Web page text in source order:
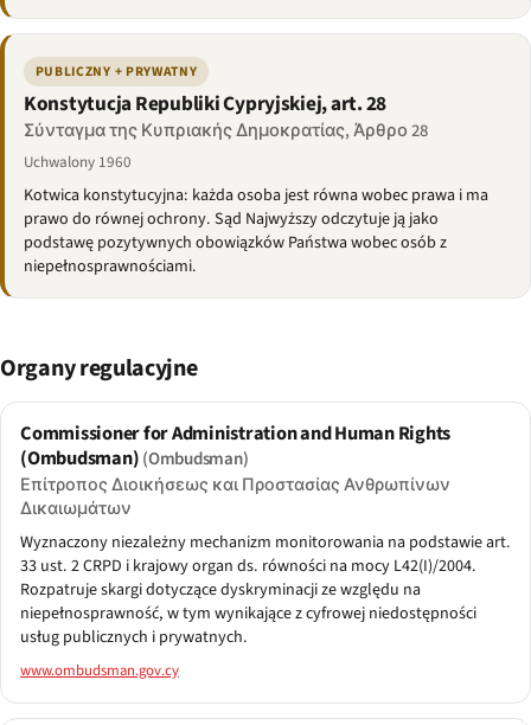
PUBLICZNY + PRYWATNY
Konstytucja Republiki Cypryjskiej, art. 28
Σύνταγμα της Κυπριακής Δημοκρατίας, Άρθρο 28
Uchwalony 1960
Kotwica konstytucyjna: każda osoba jest równa wobec prawa i ma
prawo do równej ochrony. Sąd Najwyższy odczytuje ją jako
podstawę pozytywnych obowiązków Państwa wobec osób z
niepełnosprawnościami.
Organy regulacyjne
Commissioner for Administration and Human Rights
(Ombudsman)(Ombudsman)
Επίτροπος Διοικήσεως και Προστασίας Ανθρωπίνων
Δικαιωμάτων
Wyznaczony niezależny mechanizm monitorowania na podstawie art.
33 ust. 2 CRPD i krajowy organ ds. równości na mocy L42(I)/2004.
Rozpatruje skargi dotyczące dyskryminacji ze względu na
niepełnosprawność, w tym wynikające z cyfrowej niedostępności
usług publicznych i prywatnych.
www.ombudsman.gov.cy